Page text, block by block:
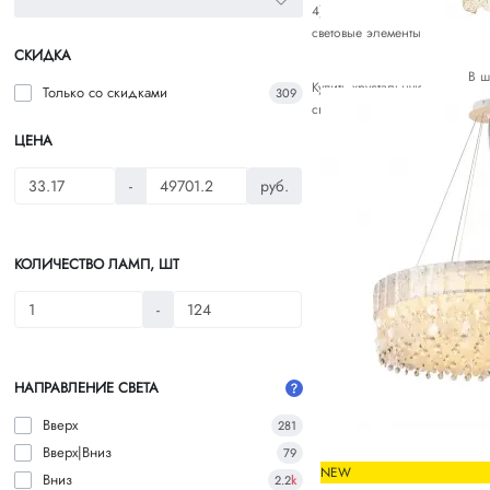
СКИДКА
Только со cкидками
309
ЦЕНА
- руб.
КОЛИЧЕСТВО ЛАМП, ШТ
-
НАПРАВЛЕНИЕ СВЕТА
Вверх
281
Вверх|Вниз 79
Вниз 2.2k
4)
Светодиодные люстры с
световые элементы
Купить хрустальную люстру
светодиодных люстр.
В
NEW